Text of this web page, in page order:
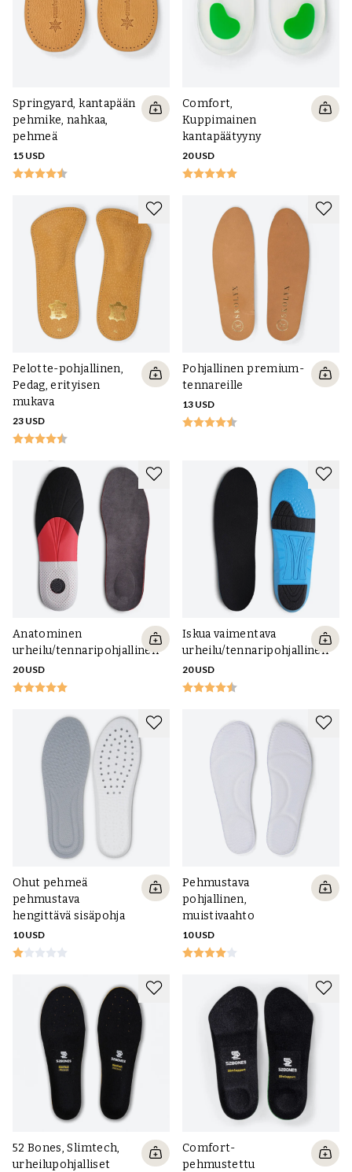
Springyard, kantapään
pehmike, nahkaa,
pehmeä
15 USD
Comfort,
Kuppimainen
kantapäätyyny
20 USD
Pelotte-pohjallinen,
Pedag, erityisen
mukava
23 USD
Pohjallinen premium-
tennareille
13 USD
Anatominen
urheilu/tennaripohjallinen
20 USD
Iskua vaimentava
urheilu/tennaripohjallinen
20 USD
Ohut pehmeä
pehmustava
hengittävä sisäpohja
10 USD
Pehmustava
pohjallinen,
muistivaahto
10 USD
52 Bones, Slimtech,
urheilupohjalliset
Comfort-
pehmustettu